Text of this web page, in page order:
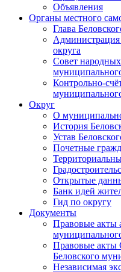
Объявления
Органы местного
Глава
Администрация
округа
Совет народных
Контрольно-
Округ
О
История
Устав
Почетные
Открытые
Банк идей
Гид по округу
Документы
Правовые акты
Правовые акты
Беловского
Независимая